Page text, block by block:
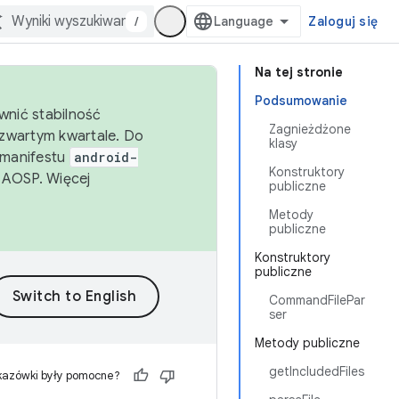
/ Zaloguj się
Na tej stronie
Podsumowanie
Zagnieżdżone
klasy
Konstruktory
publiczne
Metody
publiczne
Konstruktory
publiczne
CommandFilePar
ser
Metody publiczne
getIncludedFiles
stabilność
kwartale. Do
android-
Więcej
były pomocne?